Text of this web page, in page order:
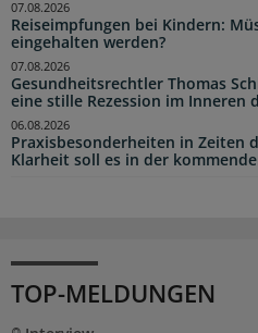
Reiseimpfungen bei Kindern:
eingehalten werden?
07.08.2026
Gesundheitsrechtler Thomas
eine stille Rezession im Inneren
07.08.2026
Praxisbesonderheiten in Zeiten
Klarheit soll es in der
06.08.2026
TOP-MELDUNGEN